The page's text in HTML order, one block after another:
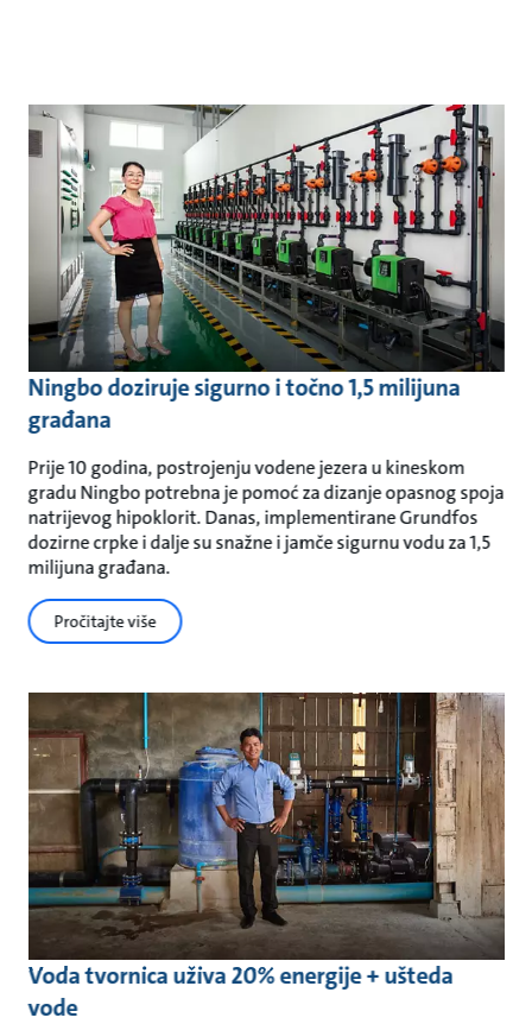
Ningbo doziruje sigurno i točno 1,5 milijuna
građana
Prije 10 godina, postrojenju vodene jezera u kineskom
gradu Ningbo potrebna je pomoć za dizanje opasnog spoja
natrijevog hipoklorit. Danas, implementirane Grundfos
dozirne crpke i dalje su snažne i jamče sigurnu vodu za 1,5
milijuna građana.
Pročitajte više
Voda tvornica uživa 20% energije + ušteda
vode